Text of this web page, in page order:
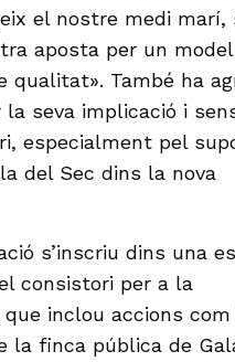
el nostre medi marí,
aposta per un
qualitat». També ha
la seva implicació i
especialment pel
del Sec dins la nova
s’inscriu dins una
consistori per a la
inclou accions
la finca pública de